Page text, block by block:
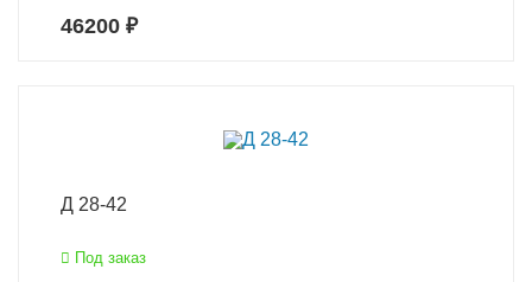
46200 ₽
Д 28-42
Под заказ